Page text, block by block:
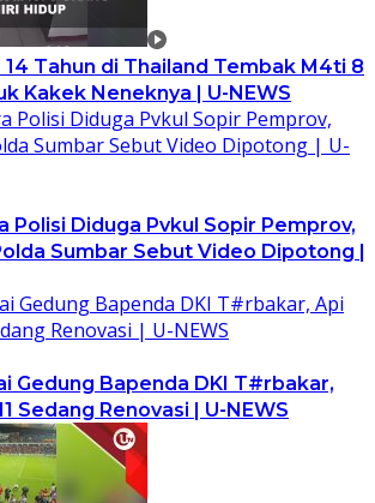
14 Tahun di Thailand Tembak M4ti 8
Kakek Neneknya | U-NEWS
Polisi Diduga Pvkul Sopir Pemprov,
Sumbar Sebut Video Dipotong |
Gedung Bapenda DKI T#rbakar,
Sedang Renovasi | U-NEWS